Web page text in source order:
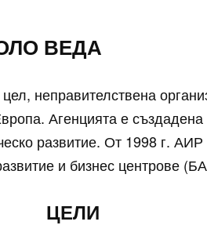
ВЕДА
неправителствена
Агенцията е
развитие. От 1998 г.
и бизнес центрове
ЦЕЛИ